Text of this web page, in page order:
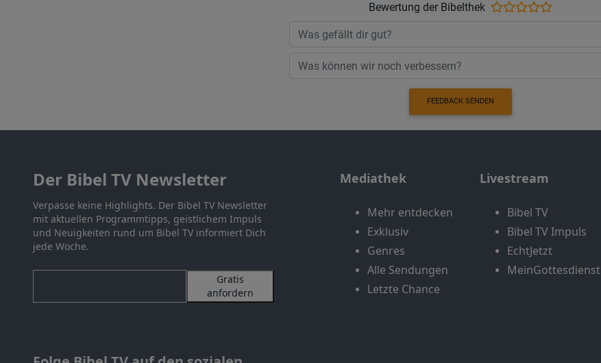
Bewertung der Bibelthek
FEEDBACK SENDEN
Der Bibel TV Newsletter
Verpasse keine Highlights. Der Bibel TV Newsletter
mit aktuellen Programmtipps, geistlichem Impuls
und Neuigkeiten rund um Bibel TV informiert Dich
jede Woche.
Gratis
anfordern
Mediathek
Mehr entdecken
Exklusiv
Genres
Alle Sendungen
Letzte Chance
Livestream
Bibel TV
Bibel TV Impuls
EchtJetzt
MeinGottesdienst